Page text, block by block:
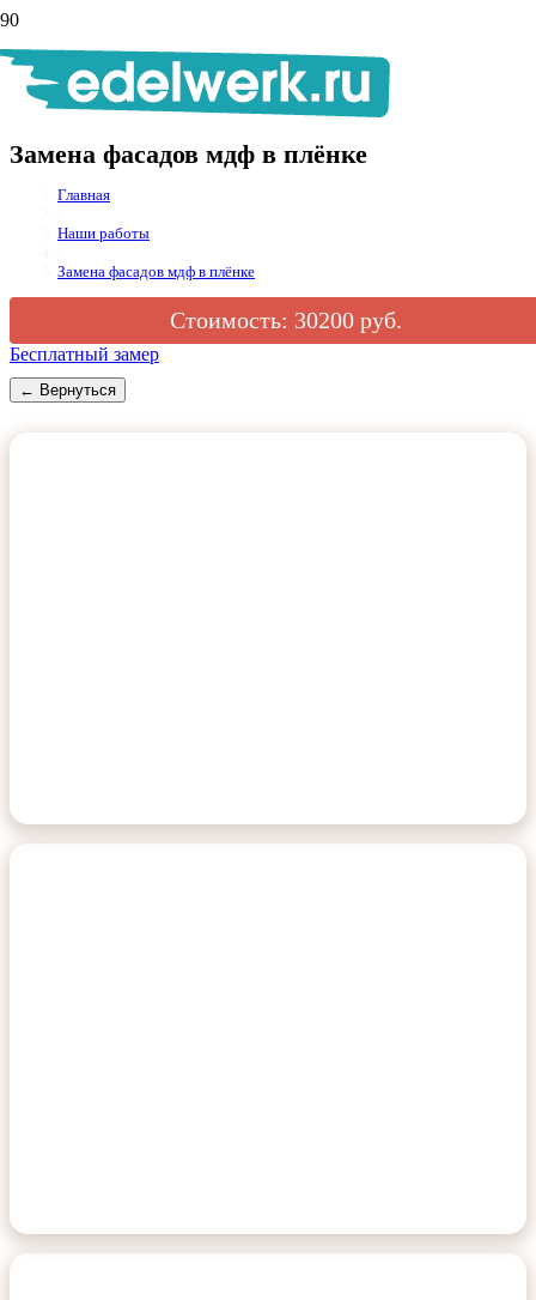
Замена фасадов мдф в плёнке
Главная
Наши работы
Замена фасадов мдф в плёнке
Стоимость: 30200 руб.
Бесплатный замер